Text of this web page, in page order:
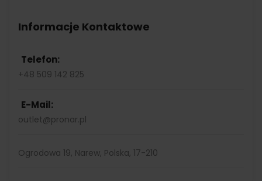
Informacje Kontaktowe
Telefon:
+48 509 142 825
E-Mail:
outlet@pronar.pl
Ogrodowa 19, Narew, Polska, 17-210